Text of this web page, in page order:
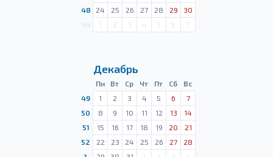
48
24 25 26 27 28 29
30
1 2 3 4 5 6 7
Декабрь
Пн Вт Ср Чт Пт Сб
Вс
49
1 2 3 4 5 6
7
50
8 9 10 11 12 13
14
51
15 16 17 18 19 20
21
52
22 23 24 25 26 27
28